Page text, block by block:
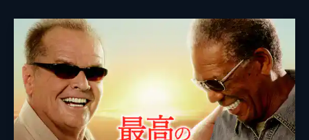
監督 ジョン・カーニー
脚本 ジョン・カーニー
音楽 グレッグ・アレクサンダー
製作 アンソニー・ブレグマン
トビン・アームブラスト